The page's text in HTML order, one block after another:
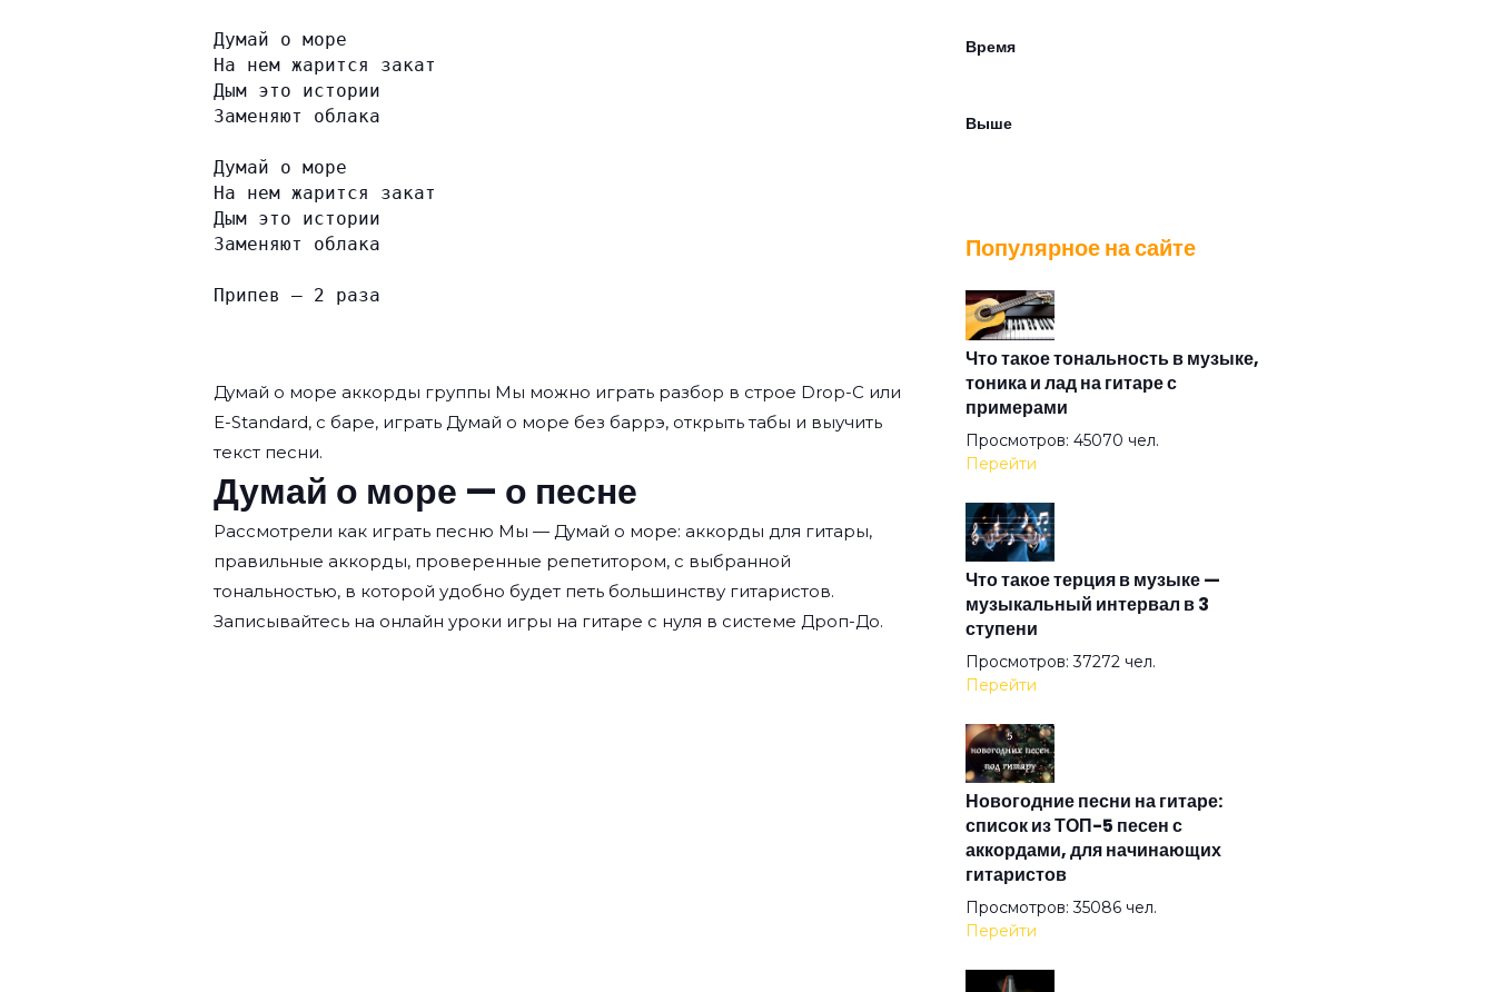
Думай о море
На нем жарится закат
Дым это истории
Заменяют облака
Думай о море
На нем жарится закат
Дым это истории
Заменяют облака
Припев — 2 раза
Думай о море аккорды группы Мы можно играть разбор в строе Drop-C или
E-Standard, с баре, играть Думай о море без баррэ, открыть табы и выучить
текст песни.
Думай о море — о песне
Рассмотрели как играть песню Мы — Думай о море: аккорды для гитары,
правильные аккорды, проверенные репетитором, с выбранной
тональностью, в которой удобно будет петь большинству гитаристов.
Записывайтесь на онлайн уроки игры на гитаре с нуля в системе Дроп-До.
Время
Выше
Дно2
Дом
Дым
Журавль
Забываю
Звёзды
Зеркало (feat. Лэривэйн)
Зима
Золото
Популярное на сайте
Что такое тональность в музыке,
тоника и лад на гитаре с
примерами
Просмотров: 45070 чел.
Перейти
Что такое терция в музыке —
музыкальный интервал в 3
ступени
Просмотров: 37272 чел.
Перейти
Новогодние песни на гитаре:
список из ТОП-5 песен с
аккордами, для начинающих
гитаристов
Просмотров: 35086 чел.
Перейти